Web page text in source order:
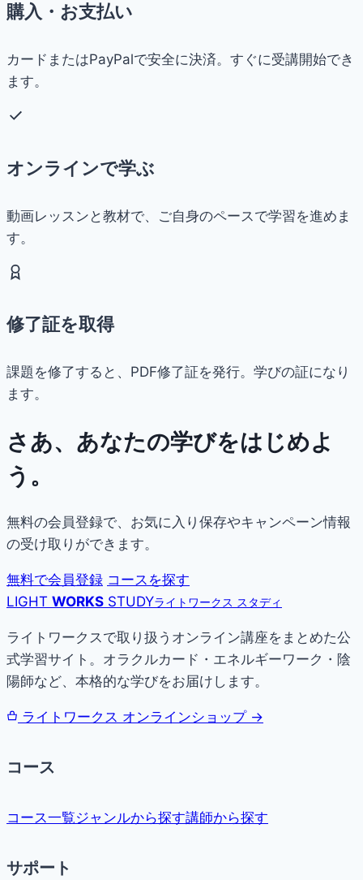
購入・お支払い
カードまたはPayPalで安全に決済。すぐに受講開始でき
ます。
オンラインで学ぶ
動画レッスンと教材で、ご自身のペースで学習を進めま
す。
修了証を取得
課題を修了すると、PDF修了証を発行。学びの証になり
ます。
さあ、あなたの学びをはじめよ
う。
無料の会員登録で、お気に入り保存やキャンペーン情報
の受け取りができます。
無料で会員登録 コースを探す
LIGHT WORKS STUDYライトワークス スタディ
ライトワークスで取り扱うオンライン講座をまとめた公
式学習サイト。オラクルカード・エネルギーワーク・陰
陽師など、本格的な学びをお届けします。
ライトワークス オンラインショップ →
コース
コース一覧ジャンルから探す講師から探す
サポート